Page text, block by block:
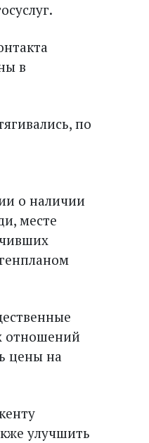
в
по
о наличии
месте
отношений
цены на
улучшить